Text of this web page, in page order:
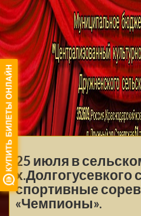
МБУ
25 июля в
х.Долгогусевкого
спортивные
«Чемпионы».